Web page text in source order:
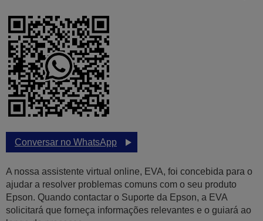
Conversar no WhatsApp
A nossa assistente virtual online, EVA, foi concebida para o
ajudar a resolver problemas comuns com o seu produto
Epson. Quando contactar o Suporte da Epson, a EVA
solicitará que forneça informações relevantes e o guiará ao